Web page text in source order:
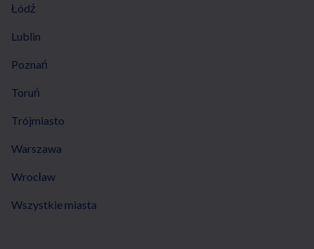
Łódź
Lublin
Poznań
Toruń
Trójmiasto
Warszawa
Wrocław
Wszystkie miasta